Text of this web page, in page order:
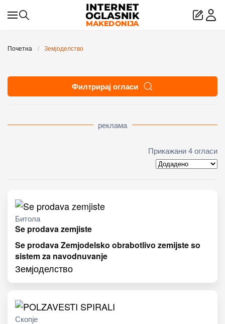
Skip to main content
Почетна Земјоделство
Филтрирај огласи
реклама
Прикажани 4 огласи
Битола
Se prodava zemjiste
Se prodava Zemjodelsko obrabotlivo zemijste so
sistem za navodnuvanje
Земјоделство
Скопје